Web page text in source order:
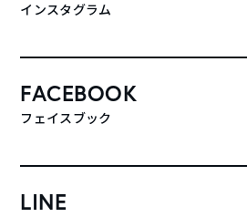
インスタグラム
FACEBOOK
フェイスブック
LINE